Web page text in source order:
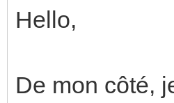
Hello,
De mon côté,